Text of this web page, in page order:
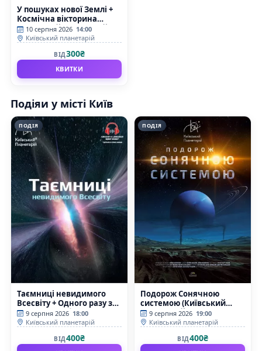
У пошуках нової Землі +
Космічна вікторина
(Київський планетарій)
10 серпня 2026 14:00
Київський планетарій
ВІД300₴
КВИТКИ
Подіяи у місті Київ
ПОДІЯ
Таємниці невидимого
Всесвіту + Одного разу за
Великого Вибуху
(Київський планетарій)
9 серпня 2026 18:00
Київський планетарій
ВІД400₴
ПОДІЯ
Подорож Сонячною
системою (Київський
планетарій)
9 серпня 2026 19:00
Київський планетарій
ВІД400₴